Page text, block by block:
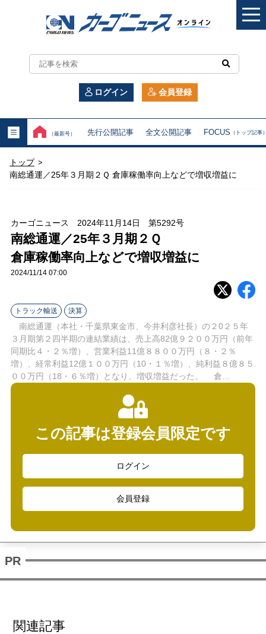
カ
ー
ニ
ュ
ー
オ
ン
ラ
イ
ン
ログイン 会員登録
（最新号） 先行公開記事 全文公開記事 FOCUS （トップ記事
トップ >
南総通運／25年３月期２Ｑ 倉庫稼働率向上などで増収増益に
カーゴニュース 2024年11月14日 第5292号
南総通運／25年３月期２Ｑ
倉庫稼働率向上などで増収増益に
2024/11/14 07:00
トラック輸送 決算
南総通運（本社・千葉県東金市、今井利彦社長）の２0２５年
３月期第２四半期の連結業績は、売上高82億９２００万円（前年
同期比４・２％増）、営業利益11億８８００万円（８・２％
増）、経常利益12億１００万円（10・１％増）、純利益８億８５
００万円（18・６％増）となり、増収増益だった。 倉…
この記事は登録会員限定です
ログイン
会員登録
関連記事